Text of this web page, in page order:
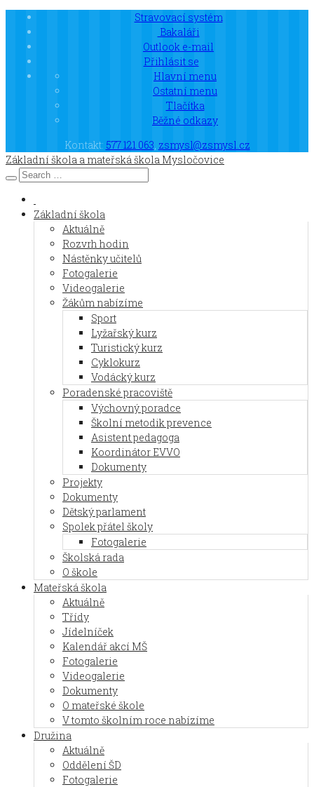
Stravovací systém
Bakaláři
Outlook e-mail
Přihlásit se
Hlavní menu
Ostatní menu
Tlačítka
Běžné odkazy
Kontakt: 577 121 063, zsmysl@zsmysl.cz
Základní škola a mateřská škola Mysločovice
Základní škola
Aktuálně
Rozvrh hodin
Nástěnky učitelů
Fotogalerie
Videogalerie
Žákům nabízíme
Sport
Lyžařský kurz
Turistický kurz
Cyklokurz
Vodácký kurz
Poradenské pracoviště
Výchovný poradce
Školní metodik prevence
Asistent pedagoga
Koordinátor EVVO
Dokumenty
Projekty
Dokumenty
Dětský parlament
Spolek přátel školy
Fotogalerie
Školská rada
O škole
Mateřská škola
Aktuálně
Třídy
Jídelníček
Kalendář akcí MŠ
Fotogalerie
Videogalerie
Dokumenty
O mateřské škole
V tomto školním roce nabízíme
Družina
Aktuálně
Oddělení ŠD
Fotogalerie